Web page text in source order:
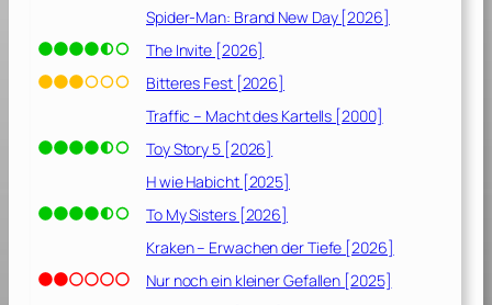
1
9
]
Spider-Man: Brand New Day [2026]
The Invite [2026]
Bitteres Fest [2026]
Traffic – Macht des Kartells [2000]
Toy Story 5 [2026]
H wie Habicht [2025]
To My Sisters [2026]
Kraken – Erwachen der Tiefe [2026]
Nur noch ein kleiner Gefallen [2025]